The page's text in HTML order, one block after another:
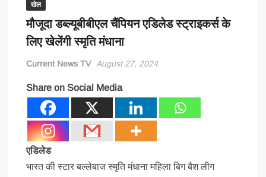
खेल
मौजूदा डब्ल्यूबीबीएल चैंपियन एडिलेड स्ट्राइकर्स के
लिए खेलेंगी स्मृति मंधाना
Current News TV August 27, 2024
Share on Social Media
एडिलेड
भारत की स्टार बल्लेबाज स्मृति मंधाना महिला बिग बैश लीग